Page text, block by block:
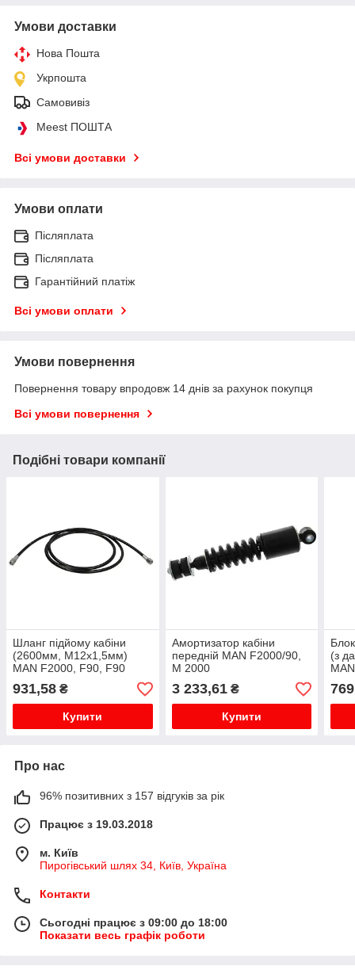
Умови доставки
Нова Пошта
Укрпошта
Самовивіз
Meest ПОШТА
Всі умови доставки
Умови оплати
Післяплата
Післяплата
Гарантійний платіж
Всі умови оплати
Умови повернення
Повернення товару впродовж 14 днів за рахунок покупця
Всі умови повернення
Подібні товари компанії
Шланг підйому кабіни
(2600мм, M12x1,5мм)
MAN F2000, F90, F90
UNTERFLUR, L2000, M
2000 L, M 2000 M 07.86-
931,58 ₴
Купити
Амортизатор кабіни
передній MAN F2000/90,
M 2000
3 233,61₴
Купити
(з
M
Про нас
96% позитивних з 157 відгуків за рік
Працює з 19.03.2018
м. Київ
Пирогівський шлях 34, Київ, Україна
Контакти
Сьогодні працює з 09:00 до 18:00
Показати весь графік роботи